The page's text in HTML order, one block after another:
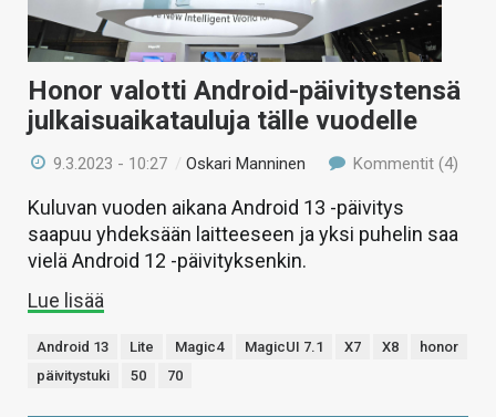
HAKU
Honor valotti Android-päivitystensä
julkaisuaikatauluja tälle vuodelle
9.3.2023 - 10:27 /Oskari Manninen Kommentit (4)
Kuluvan vuoden aikana Android 13 -päivitys
saapuu yhdeksään laitteeseen ja yksi puhelin saa
vielä Android 12 -päivityksenkin.
Lue lisää
Android 13 Lite Magic4 MagicUI 7.1 X7 X8
honor
päivitystuki
50 70